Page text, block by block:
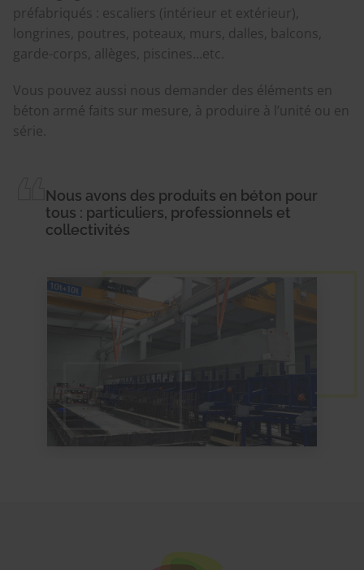
préfabriqués : escaliers (intérieur et extérieur),
longrines, poutres, poteaux, murs, dalles, balcons,
garde-corps, allèges, piscines…etc.
Vous pouvez aussi nous demander des éléments en
béton armé faits sur mesure, à produire à l’unité ou en
série.
Nous avons des produits en béton pour
tous : particuliers, professionnels et
collectivités